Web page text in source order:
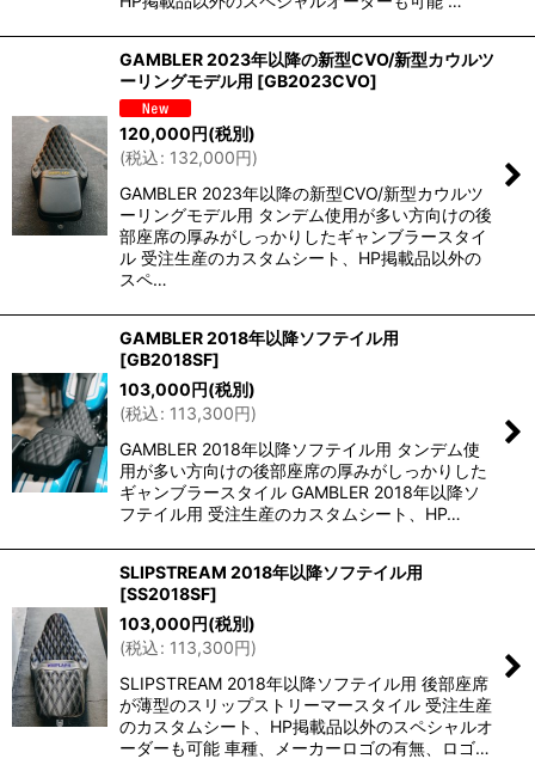
GAMBLER 2023年以降の新型CVO/新型カウルツ
ーリングモデル用 [GB2023CVO]
120,000円(税別)
(税込: 132,000円)
GAMBLER 2023年以降の新型CVO/新型カウルツ
ーリングモデル用 タンデム使用が多い方向けの後
部座席の厚みがしっかりしたギャンブラースタイ
ル 受注生産のカスタムシート、HP掲載品以外の
スペ…
GAMBLER 2018年以降ソフテイル用
[GB2018SF]
103,000円(税別)
(税込: 113,300円)
GAMBLER 2018年以降ソフテイル用 タンデム使
用が多い方向けの後部座席の厚みがしっかりした
ギャンブラースタイル GAMBLER 2018年以降ソ
フテイル用 受注生産のカスタムシート、HP…
SLIPSTREAM 2018年以降ソフテイル用
[SS2018SF]
103,000円(税別)
(税込: 113,300円)
SLIPSTREAM 2018年以降ソフテイル用 後部座席
が薄型のスリップストリーマースタイル 受注生産
のカスタムシート、HP掲載品以外のスペシャルオ
ーダーも可能 車種、メーカーロゴの有無、ロゴ…